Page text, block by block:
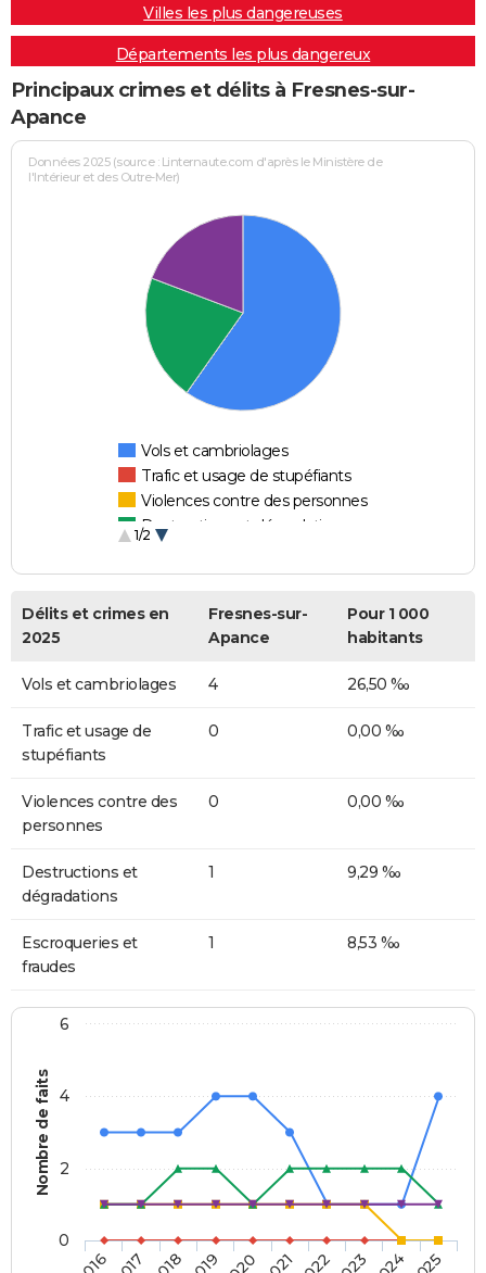
Villes les plus dangereuses
Départements les plus dangereux
Principaux crimes et délits à Fresnes-sur-
Apance
Données 2025 (source : Linternaute.com d'après le Ministère de
l'Intérieur et des Outre-Mer)
Vols et cambriolages
Trafic et usage de stupéfiants
Violences contre des personnes
Destructions et dégradations
1/2
Délits et crimes en
2025
Fresnes-sur-
Apance
Pour 1 000
habitants
Vols et cambriolages 4 26,50 ‰
Trafic et usage de
stupéfiants
0 0,00 ‰
Violences contre des
personnes
0 0,00 ‰
Destructions et
dégradations
1 9,29 ‰
Escroqueries et
fraudes
1 8,53 ‰
Nombre de faits
0
2
4
6